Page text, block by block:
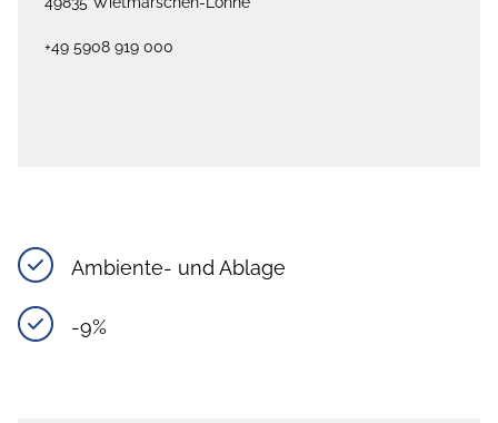
+49 5908 919 000
Ambiente- und Ablage
-9%